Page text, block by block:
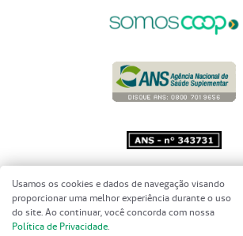
Copyright 2001 - 2026 Unimed do
Brasil - Todos os direitos reservados
Usamos os cookies e dados de navegação visando
proporcionar uma melhor experiência durante o uso
do site. Ao continuar, você concorda com nossa
Política de Privacidade.